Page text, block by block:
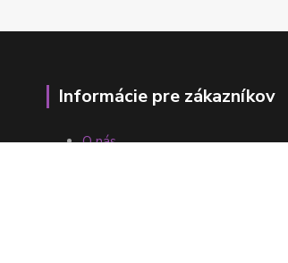
Informácie pre zákazníkov
O nás